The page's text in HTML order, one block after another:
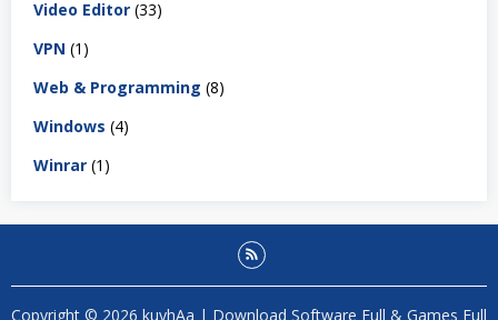
Video Editor (33)
VPN (1)
Web & Programming (8)
Windows (4)
Winrar (1)
Copyright © 2026 kuyhAa | Download Software Full & Games Full